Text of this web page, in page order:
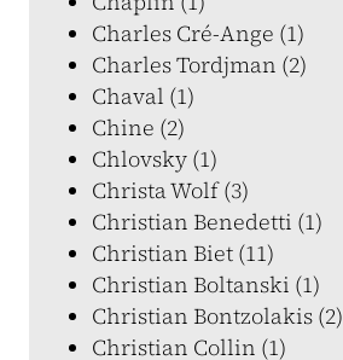
Charles Cré-Ange (1)
Charles Tordjman (2)
Chaval (1)
Chine (2)
Chlovsky (1)
Christa Wolf (3)
Christian Benedetti (1)
Christian Biet (11)
Christian Boltanski (1)
Christian Bontzolakis (2)
Christian Collin (1)